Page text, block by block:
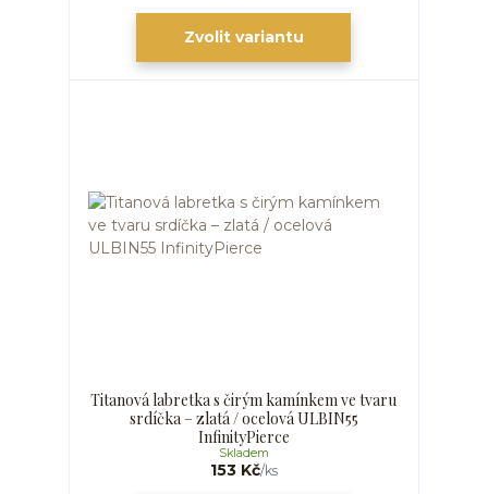
Zvolit variantu
Titanová labretka s čirým kamínkem ve tvaru
srdíčka – zlatá / ocelová ULBIN55
InfinityPierce
153 Kč/ks
Skladem